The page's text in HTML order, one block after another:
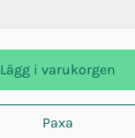
Lägg i varukorgen
Paxa